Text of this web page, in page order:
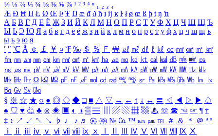
½ ⅓ ⅔ ¼ ¾ ⅛ ⅜ ⅝ ⅞ ¹ ² ³ ⁴ ⁿ ₁ ₂ ₃ ₄
Æ Ð Ħ Ĳ Ł Ø Œ Þ Ŧ Ŋ æ đ ð ħ ı ĳ ĸ ŀ ł ø œ ß þ ŧ ŋ ŉ
А Б В Г Д Е Ё Ж З И Й К Л М Н О П Р С Т У Ф Х Ц Ч Ш Щ Ъ
Ы Ь Э Ю Я а б в г д е ё ж з и й к л м н о п р с т у ф х ц ч ш щ ъ
ы ь э ю я
′ ″ ℃ Å ￠ ￡ ￥ ¤ ℉ ‰ ＄ ％ Ｆ ￦ ㎕ ㎖ ㎗ ℓ ㎘ ㏄ ㎣ ㎤ ㎥ ㎦
㎙ ㎚ ㎛ ㎜ ㎝ ㎞ ㎟ ㎠ ㎡ ㎢ ㏊ ㎍ ㎎ ㎏ ㏏ ㎈ ㎉ ㏈ ㎧ ㎨ ㎰
㎱ ㎲ ㎳ ㎴ ㎵ ㎶ ㎷ ㎸ ㎹ ㎀ ㎁ ㎂ ㎃ ㎄ ㎺ ㎻ ㎽ ㎾ ㎿ ㎐ ㎑
㎒ ㎓ ㎔ Ω ㏀ ㏁ ㎊ ㎋ ㎌ ㏖ ㏅ ㎭ ㎮ ㎯ ㏛ ㎩ ㎪ ㎫ ㎬ ㏝ ㏐
㏓
㏃ ㏉ ㏜ ㏆
§ ※ ☆ ★ ○ ● ◎ ◇ ◆ □ ■ △ ▽ → ← ↑ ↓ ↔ 〓 ◁ ◀ ▷ ▶ ♤
♠ ♡ ♥ ♧ ♣ ⊙ ◈ ▣ ◐ ◑ ▒ ▤ ▨ ▧ ▦ ▩ ♨ ☏ ☎ ☜ ☞ ¶ †
‡ ↕ ↗ ↙ ↖ ↘ ♭ ♩ ♪ ♬ ㉿ ㈜ № ㏇ ™ ㏂ ㏘ ℡ ＃ ＆ ＊ ＠ ª º
ⅰ
ⅱ ⅲ ⅳ ⅴ ⅵ ⅶ ⅷ ⅸ ⅹ Ⅳ Ⅴ Ⅵ Ⅶ Ⅷ Ⅸ Ⅹ